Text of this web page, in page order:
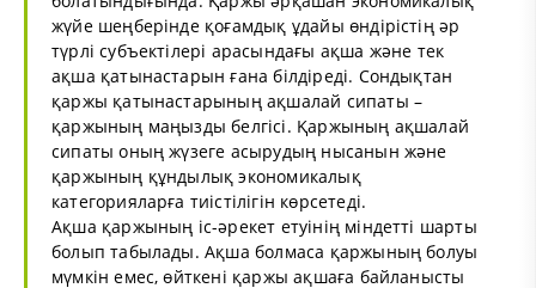
жүйе шеңберінде қоғамдық ұдайы өндірістің әр
түрлі субъектілері арасындағы ақша және тек
ақша қатынастарын ғана білдіреді. Сондықтан
қаржы қатынастарының ақшалай сипаты –
қаржының маңызды белгісі. Қаржының ақшалай
сипаты оның жүзеге асырудың нысанын және
қаржының құндылық экономикалық
категорияларға тиістілігін көрсетеді.
Ақша қаржының іс-әрекет етуінің міндетті шарты
болып табылады. Ақша болмаса қаржының болуы
мүмкін емес, өйткені қаржы ақшаға байланысты